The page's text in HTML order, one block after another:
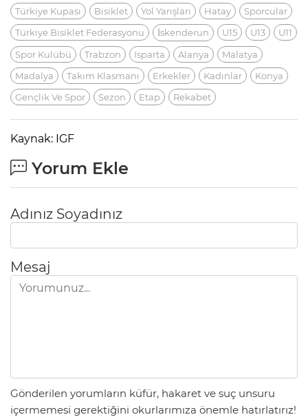
Türkiye Kupası Bisiklet Yol Yarışları Hatay
Sporcular
Türkiye Bisiklet Federasyonu
İskenderun U15 U13
U11
Spor Kulübü
Trabzon Isparta Alanya
Malatya
Madalya
Takım Klasmanı Erkekler Kadınlar
Konya
Gençlik Ve Spor
Sezon Etap Rekabet
Kaynak: IGF
Yorum Ekle
Adınız Soyadınız
Mesaj
Gönderilen yorumların küfür, hakaret ve suç unsuru
içermemesi gerektiğini okurlarımıza önemle hatırlatırız!